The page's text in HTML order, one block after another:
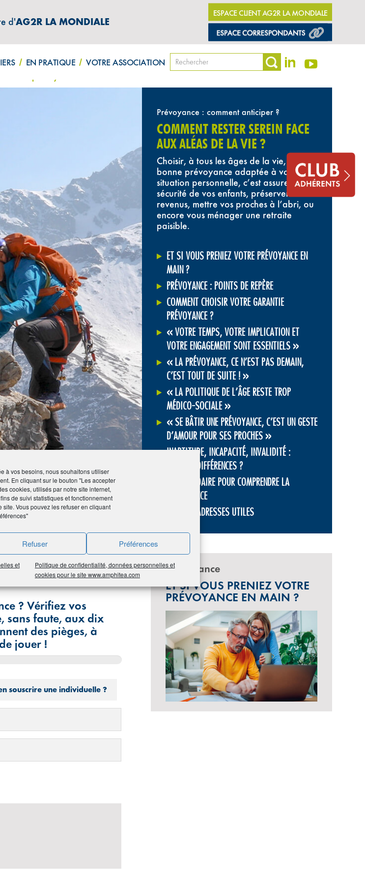
à vos besoins, nous souhaitons utiliser
En cliquant sur le bouton "Les accepter
cookies, utilisés par notre site internet,
de suivi statistiques et fonctionnement
Vous pouvez les refuser en cliquant
Refuser Préférences
et
Politique de confidentialité, données personnelles et
cookies pour le site www.amphitea.com
d'AG2R LA MONDIALE
ESPACE CLIENT AG2R LA MONDIALE
EN PRATIQUE VOTRE ASSOCIATION
INFOS"
Prévoyance : comment anticiper ?
COMMENT RESTER SEREIN FACE
AUX ALÉAS DE LA VIE ?
Choisir, à tous les âges de la vie, la
bonne prévoyance adaptée à votre
situation personnelle, c’est assurer la
sécurité de vos enfants, préserver vos
revenus, mettre vos proches à l’abri, ou
encore vous ménager une retraite
paisible.
ET SI VOUS PRENIEZ VOTRE PRÉVOYANCE EN
MAIN ?
PRÉVOYANCE : POINTS DE REPÈRE
COMMENT CHOISIR VOTRE GARANTIE
PRÉVOYANCE ?
« VOTRE TEMPS, VOTRE IMPLICATION ET
VOTRE ENGAGEMENT SONT ESSENTIELS »
« LA PRÉVOYANCE, CE N’EST PAS DEMAIN,
C’EST TOUT DE SUITE ! »
« LA POLITIQUE DE L’ÂGE RESTE TROP
MÉDICO-SOCIALE »
« SE BÂTIR UNE PRÉVOYANCE, C’EST UN GESTE
D’AMOUR POUR SES PROCHES »
INAPTITUDE, INCAPACITÉ, INVALIDITÉ :
QUELLES DIFFÉRENCES ?
UN ABÉCÉDAIRE POUR COMPRENDRE LA
PRÉVOYANCE
LIENS ET ADRESSES UTILES
? Vérifiez vos
sans faute, aux dix
des pièges, à
jouer !
souscrire une individuelle ?
Prévoyance
ET SI VOUS PRENIEZ VOTRE
PRÉVOYANCE EN MAIN ?